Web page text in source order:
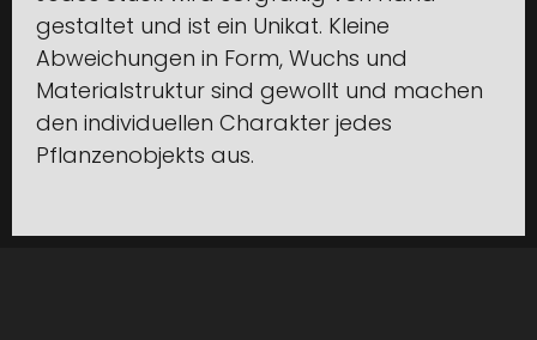
gestaltet und ist ein Unikat. Kleine
Abweichungen in Form, Wuchs und
Materialstruktur sind gewollt und machen
den individuellen Charakter jedes
Pflanzenobjekts aus.